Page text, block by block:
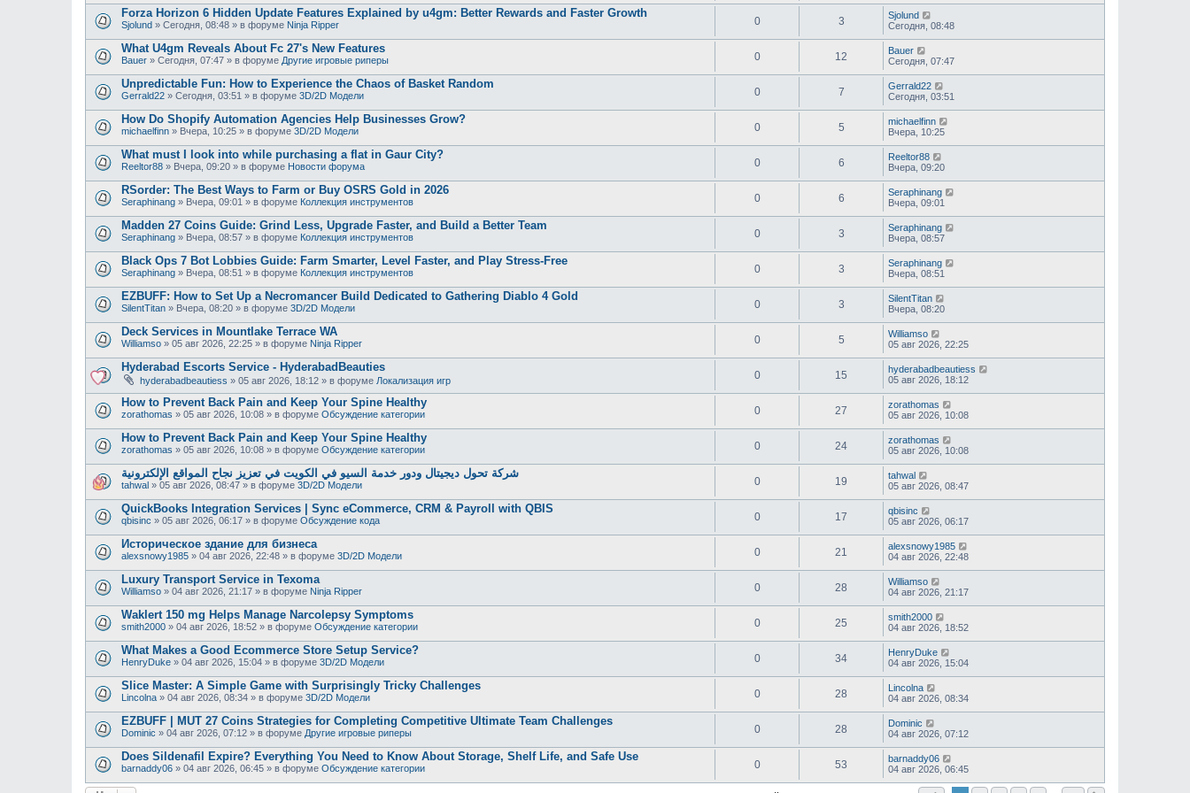
Forza Horizon 6 Hidden Update Features Explained by u4gm: Better Rewards and Faster Growth
Sjolund » Сегодня, 08:48 » в форуме Ninja Ripper 0 3
Sjolund
Сегодня, 08:48
What U4gm Reveals About Fc 27's New Features
Bauer » Сегодня, 07:47 » в форуме Другие игровые риперы 0 12
Bauer
Сегодня, 07:47
Unpredictable Fun: How to Experience the Chaos of Basket Random
Gerrald22 » Сегодня, 03:51 » в форуме 3D/2D Модели 0 7
Gerrald22
Сегодня, 03:51
How Do Shopify Automation Agencies Help Businesses Grow?
michaelfinn » Вчера, 10:25 » в форуме 3D/2D Модели 0 5
michaelfinn
Вчера, 10:25
What must I look into while purchasing a flat in Gaur City?
Reeltor88 » Вчера, 09:20 » в форуме Новости форума 0 6
Reeltor88
Вчера, 09:20
RSorder: The Best Ways to Farm or Buy OSRS Gold in 2026
Seraphinang » Вчера, 09:01 » в форуме Коллекция инструментов 0 6
Seraphinang
Вчера, 09:01
Madden 27 Coins Guide: Grind Less, Upgrade Faster, and Build a Better Team
Seraphinang » Вчера, 08:57 » в форуме Коллекция инструментов 0 3
Seraphinang
Вчера, 08:57
Black Ops 7 Bot Lobbies Guide: Farm Smarter, Level Faster, and Play Stress-Free
Seraphinang » Вчера, 08:51 » в форуме Коллекция инструментов 0 3
Seraphinang
Вчера, 08:51
EZBUFF: How to Set Up a Necromancer Build Dedicated to Gathering Diablo 4 Gold
SilentTitan » Вчера, 08:20 » в форуме 3D/2D Модели 0 3
SilentTitan
Вчера, 08:20
Deck Services in Mountlake Terrace WA
Williamso » 05 авг 2026, 22:25 » в форуме Ninja Ripper 0 5
Williamso
05 авг 2026, 22:25
Hyderabad Escorts Service - HyderabadBeauties
hyderabadbeautiess » 05 авг 2026, 18:12 » в форуме Локализация игр 0 15
hyderabadbeautiess
05 авг 2026, 18:12
How to Prevent Back Pain and Keep Your Spine Healthy
zorathomas » 05 авг 2026, 10:08 » в форуме Обсуждение категории 0 27
zorathomas
05 авг 2026, 10:08
How to Prevent Back Pain and Keep Your Spine Healthy
zorathomas » 05 авг 2026, 10:08 » в форуме Обсуждение категории 0 24
zorathomas
05 авг 2026, 10:08
شركة تحول ديجيتال ودور خدمة السيو في الكويت في تعزيز نجاح المواقع الإلكترونية
tahwal » 05 авг 2026, 08:47 » в форуме 3D/2D Модели 0 19
tahwal
05 авг 2026, 08:47
QuickBooks Integration Services | Sync eCommerce, CRM & Payroll with QBIS
qbisinc » 05 авг 2026, 06:17 » в форуме Обсуждение кода 0 17
qbisinc
05 авг 2026, 06:17
Историческое здание для бизнеса
alexsnowy1985 » 04 авг 2026, 22:48 » в форуме 3D/2D Модели 0 21
alexsnowy1985
04 авг 2026, 22:48
Luxury Transport Service in Texoma
Williamso » 04 авг 2026, 21:17 » в форуме Ninja Ripper 0 28
Williamso
04 авг 2026, 21:17
Waklert 150 mg Helps Manage Narcolepsy Symptoms
smith2000 » 04 авг 2026, 18:52 » в форуме Обсуждение категории 0 25
smith2000
04 авг 2026, 18:52
What Makes a Good Ecommerce Store Setup Service?
HenryDuke » 04 авг 2026, 15:04 » в форуме 3D/2D Модели 0 34
HenryDuke
04 авг 2026, 15:04
Slice Master: A Simple Game with Surprisingly Tricky Challenges
Lincolna » 04 авг 2026, 08:34 » в форуме 3D/2D Модели 0 28
Lincolna
04 авг 2026, 08:34
EZBUFF | MUT 27 Coins Strategies for Completing Competitive Ultimate Team Challenges
Dominic » 04 авг 2026, 07:12 » в форуме Другие игровые риперы 0 28
Dominic
04 авг 2026, 07:12
Does Sildenafil Expire? Everything You Need to Know About Storage, Shelf Life, and Safe Use
barnaddy06 » 04 авг 2026, 06:45 » в форуме Обсуждение категории 0 53
barnaddy06
04 авг 2026, 06:45